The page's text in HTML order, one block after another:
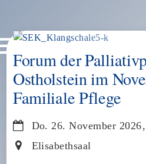
Skip
to
content
Menu
Forum der
Ostholstein im
Familiale Pflege
Do. 26. November 2026,
Elisabethsaal